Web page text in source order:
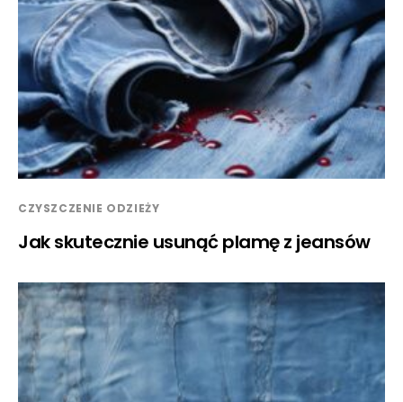
CZYSZCZENIE ODZIEŻY
Jak skutecznie usunąć plamę z jeansów